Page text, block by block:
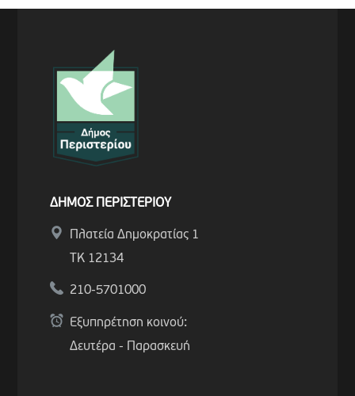
ΔΗΜΟΣ ΠΕΡΙΣΤΕΡΙΟΥ
Πλατεία Δημοκρατίας 1
ΤΚ 12134
210-5701000
Εξυπηρέτηση κοινού:
Δευτέρα - Παρασκευή